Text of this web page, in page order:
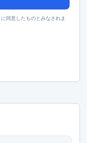
に同意したものとみなされま